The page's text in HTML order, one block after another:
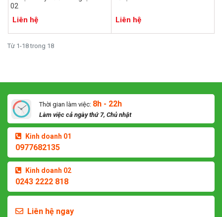
02
Liên hệ Liên hệ
Từ 1-18 trong 18
Thời gian làm việc: 8h - 22h
Làm việc cả ngày thứ 7, Chủ nhật
Kinh doanh 01
0977682135
Kinh doanh 02
0243 2222 818
Liên hệ ngay